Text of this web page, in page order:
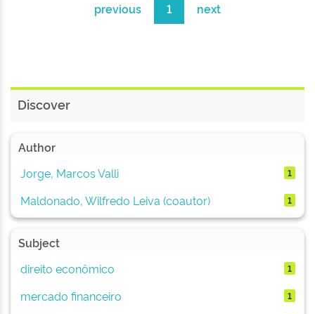
previous 1 next
Discover
Author
Jorge, Marcos Valli
1
Maldonado, Wilfredo Leiva (coautor) 1
Subject
direito econômico
1
mercado financeiro 1